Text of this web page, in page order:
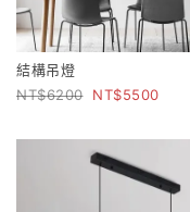
結構吊燈
6200
5500